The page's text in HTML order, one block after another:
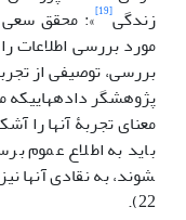
زندگی[19]
»: محقق سعی
مورد بررسی اطلاعات
پژوهشگر داده­هایی­که
باید به اطلاع عموم
شوند، به نقادی آن­ها
22).